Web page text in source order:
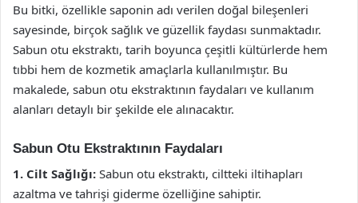
Bu bitki, özellikle saponin adı verilen doğal bileşenleri
sayesinde, birçok sağlık ve güzellik faydası sunmaktadır.
Sabun otu ekstraktı, tarih boyunca çeşitli kültürlerde hem
tıbbi hem de kozmetik amaçlarla kullanılmıştır. Bu
makalede, sabun otu ekstraktının faydaları ve kullanım
alanları detaylı bir şekilde ele alınacaktır.
Sabun Otu Ekstraktının Faydaları
1. Cilt Sağlığı: Sabun otu ekstraktı, ciltteki iltihapları
azaltma ve tahrişi giderme özelliğine sahiptir.